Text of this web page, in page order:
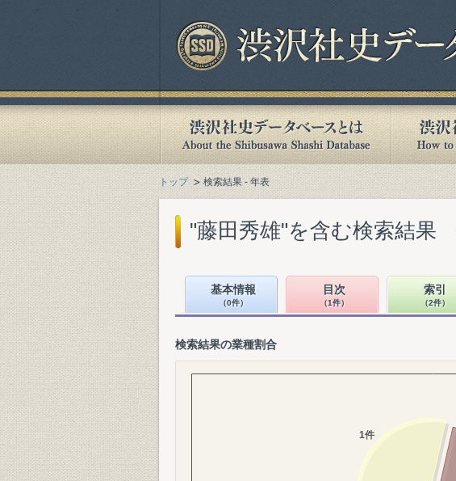
トップ 検索結果 - 年表
"藤田秀雄"を含む検索結果
基本情報
（0件）
目次
（1件）
索引
（2件）
検索結果の業種割合